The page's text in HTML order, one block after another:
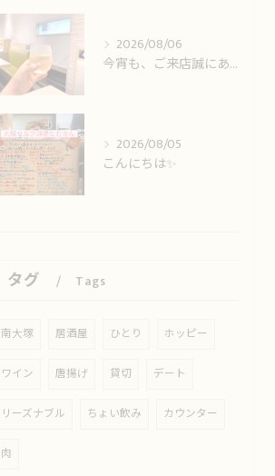
2026/08/06
今宵も、ご来店誠にありがとうございました🙏
2026/08/05
こんにちは✨️
タグ Tags
南大塚 居酒屋 ひとり ホッピー
ワイン 唐揚げ 貸切 デート
リーズナブル ちょい飲み カウンター
肉